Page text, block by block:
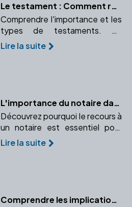
Le testament : Comment rédiger ses dernières volontés avec l'aide d'un notaire
Comprendre l'importance et les
types de testaments. Un
testament bien rédigé garantit
le respect de vos volontés
Lire la suite
L'importance du notaire dans une donation : conseils et sécurité
Découvrez pourquoi le recours à
un notaire est essentiel pour
sécuriser et optimiser une
donation. Apprenez-en plus sur
Lire la suite
Comprendre les implications de l'adoption sur la succession